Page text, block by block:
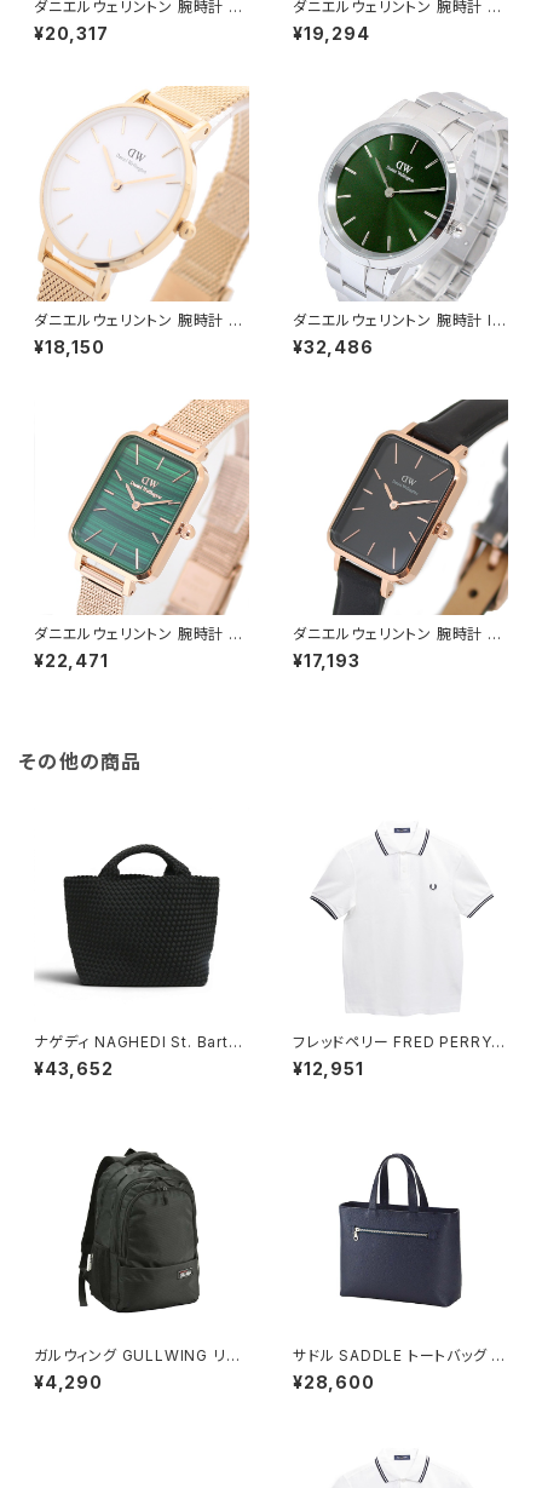
ダニエルウェリントン 腕時計 PE
TITE ASHFIELD 36 ブラック
DW00100307 レディース ブ
¥20,317
ダニエルウェリントン 腕時計 PE
TITE MESH 32 ブラック DW0
0100347 レディース ブラック
¥19,294
ダニエルウェリントン 腕時計 PE
TITE MESH 28 ホワイト DW
00100350 レディース ホワイ
¥18,150
ダニエルウェリントン 腕時計 IC
ONIC LINK EMERALD 40 シ
ルバー DW00100427 グリー
¥32,486
ダニエルウェリントン 腕時計 Q
UADRO PRESSED MELROS
E 20×26 DW00100437 クア
¥22,471
ダニエルウェリントン 腕時計 Q
UADRO PRESSED SHEFFIEL
D 20×26 ローズゴールド DW
¥17,193
その他の商品
ナゲディ NAGHEDI St. Barths
Medium Tote セント・バーツ
ミディアムトート トートバッグ sn
¥43,652
フレッドペリー FRED PERRY T
he Fred Perry Shirt M3600
ポロシャツ M3600-200-WHI
¥12,951
ガルウィング GULLWING リュ
ック 23L 軽量 大容量 デイパッ
ク 42603-1h メンズ ブラック
¥4,290
サドル SADDLE トートバッグ ミ
ニトート 牛革 本革 日本製 姫路
産 自立 53447-3h メンズ レデ
¥28,600